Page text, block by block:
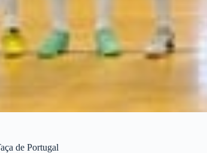
de Portugal